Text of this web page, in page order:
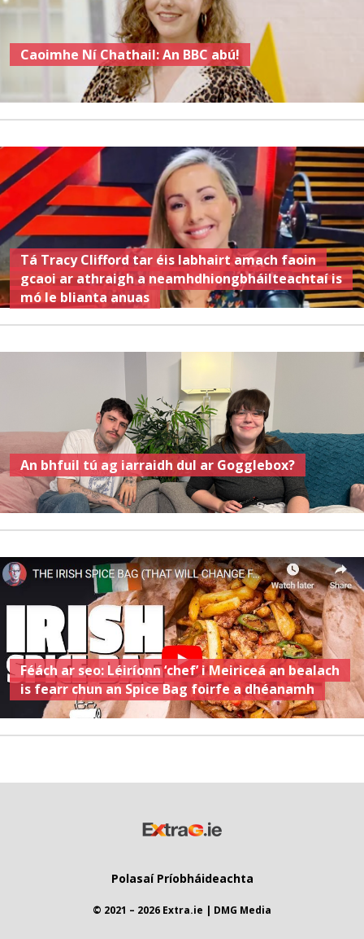
Caoimhe Ní Chathail: An BBC abú!
Tá Tracy Clifford tar éis labhairt amach faoin
gcaoi ar athraigh a neamhdhiongbháilteachtaí is
mó le blianta anuas
An bhfuil tú ag iarraidh dul ar Gogglebox?
Féách ar seo: Léiríonn ‘chef’ i Meiriceá an bealach
is fearr chun an Spice Bag foirfe a dhéanamh
Polasaí Príobháideachta
© 2021 – 2026 Extra.ie | DMG Media